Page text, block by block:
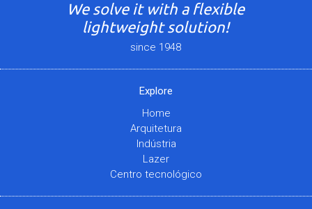
We solve it with a flexible
lightweight solution!
since 1948
Explore
Home
Arquitetura
Indústria
Lazer
Centro tecnológico